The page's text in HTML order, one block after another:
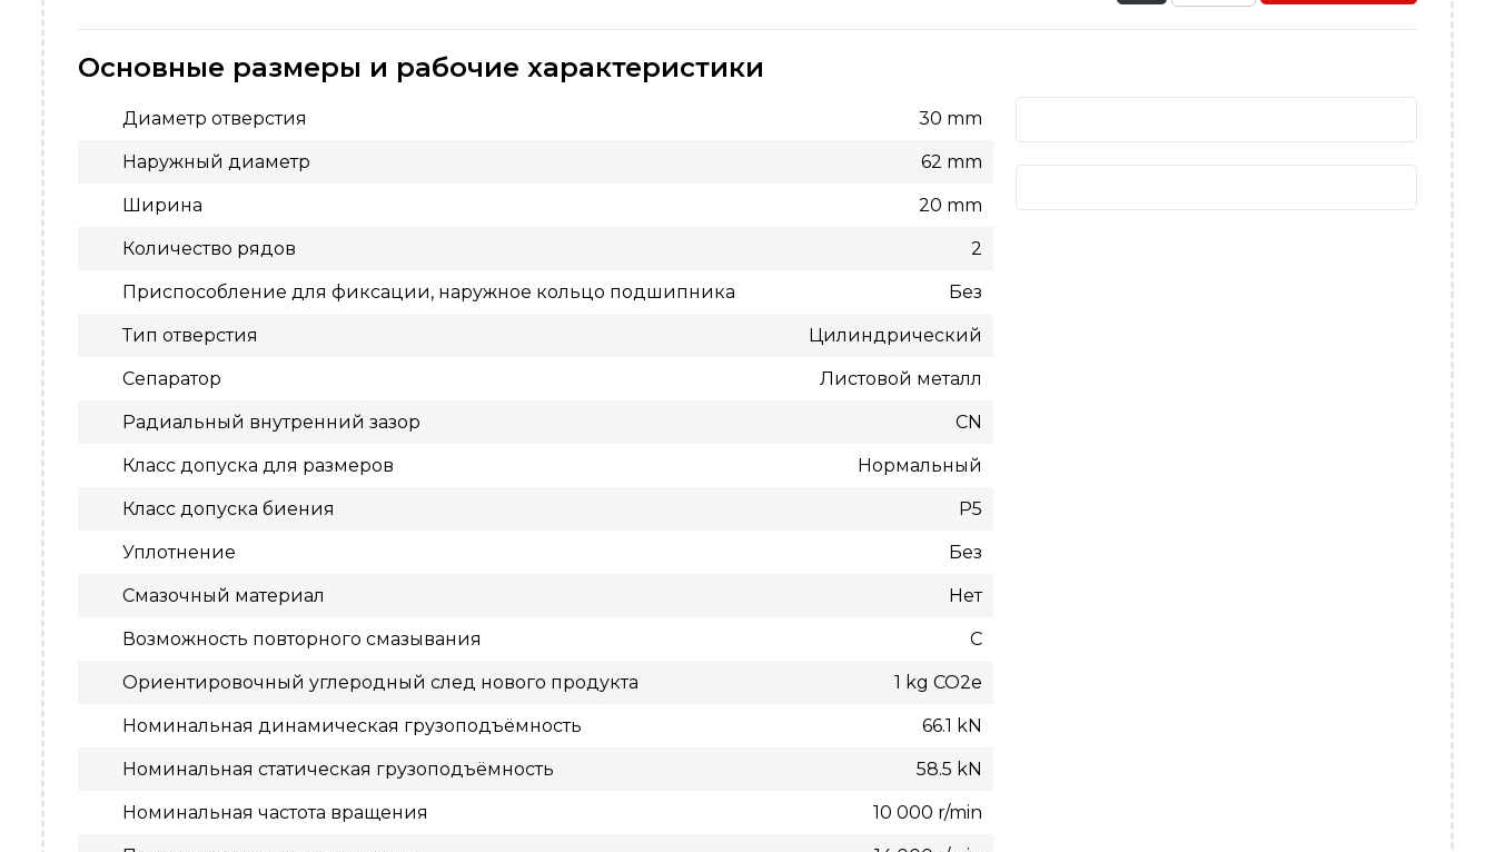
Основные размеры и рабочие характеристики
Диаметр отверстия 30 mm
Наружный диаметр 62 mm
Ширина 20 mm
Количество рядов 2
Приспособление для фиксации, наружное кольцо подшипника Без
Тип отверстия Цилиндрический
Сепаратор Листовой металл
Радиальный внутренний зазор CN
Класс допуска для размеров Нормальный
Класс допуска биения P5
Уплотнение Без
Смазочный материал Нет
Возможность повторного смазывания С
Ориентировочный углеродный след нового продукта 1 kg CO2e
Номинальная динамическая грузоподъёмность 66.1 kN
Номинальная статическая грузоподъёмность 58.5 kN
Номинальная частота вращения 10 000 r/min